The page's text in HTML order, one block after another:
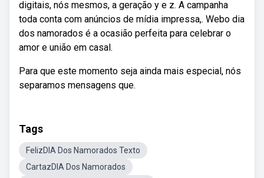
digitais, nós mesmos, a geração y e z. A campanha
toda conta com anúncios de mídia impressa,. Webo dia
dos namorados é a ocasião perfeita para celebrar o
amor e união em casal.
Para que este momento seja ainda mais especial, nós
separamos mensagens que.
Tags
FelizDIA Dos Namorados Texto
CartazDIA Dos Namorados